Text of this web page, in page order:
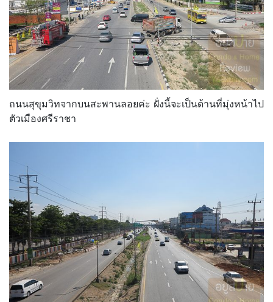
ถนนสุขุมวิทจากบนสะพานลอยค่ะ ฝั่งนี้จะเป็นด้านที่มุ่งหน้าไป
ตัวเมืองศรีราชา